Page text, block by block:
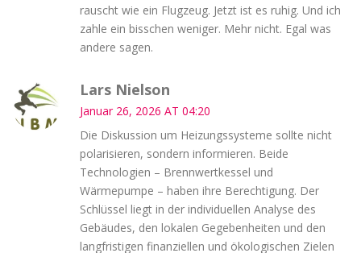
rauscht wie ein Flugzeug. Jetzt ist es ruhig. Und ich
zahle ein bisschen weniger. Mehr nicht. Egal was
andere sagen.
Lars Nielson
Januar 26, 2026 AT 04:20
Die Diskussion um Heizungssysteme sollte nicht
polarisieren, sondern informieren. Beide
Technologien – Brennwertkessel und
Wärmepumpe – haben ihre Berechtigung. Der
Schlüssel liegt in der individuellen Analyse des
Gebäudes, den lokalen Gegebenheiten und den
langfristigen finanziellen und ökologischen Zielen